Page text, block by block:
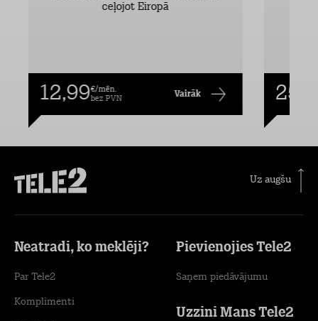
ceļojot Eiropā
12,99€/mēn.
bez PVN
Vairāk
Uz augšu
Neatradi, ko meklēji?
Par Tele2
Komplimenti
Pievienojies Tele2
Saņem piedāvājumu
Uzzini Mans Tele2